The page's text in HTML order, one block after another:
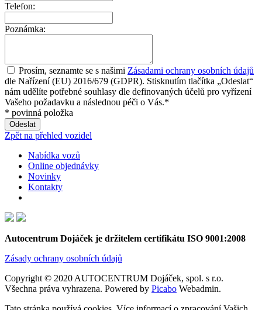
Telefon:
Poznámka:
Prosím, seznamte se s našimi Zásadami ochrany osobních údajů
dle Nařízení (EU) 2016/679 (GDPR). Stisknutím tlačítka „Odeslat“
nám udělíte potřebné souhlasy dle definovaných účelů pro vyřízení
Vašeho požadavku a následnou péči o Vás.*
* povinná položka
Zpět na přehled vozidel
Nabídka vozů
Online objednávky
Novinky
Kontakty
Autocentrum Dojáček je držitelem certifikátu ISO 9001:2008
Zásady ochrany osobních údajů
Copyright © 2020 AUTOCENTRUM Dojáček, spol. s r.o.
Všechna práva vyhrazena. Powered by Picabo Webadmin.